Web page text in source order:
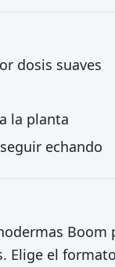
dosis suaves
la planta
echando
Elige el